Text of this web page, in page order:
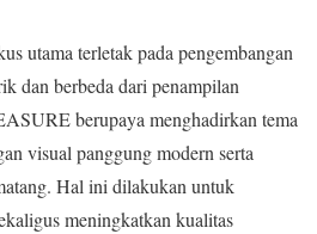
utama terletak pada pengembangan
dan berbeda dari penampilan
berupaya menghadirkan tema
visual panggung modern serta
Hal ini dilakukan untuk
meningkatkan kualitas